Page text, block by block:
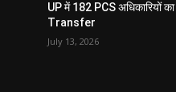
UP में 182 PCS अधिकारियों का
Transfer
July 13, 2026